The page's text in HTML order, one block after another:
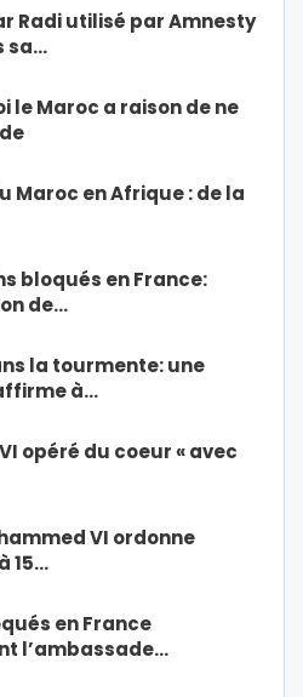
Radi utilisé par Amnesty
sa…
le Maroc a raison de ne
Maroc en Afrique : de la
bloqués en France:
de…
la tourmente: une
à…
opéré du coeur « avec
VI ordonne
15…
en France
l’ambassade…